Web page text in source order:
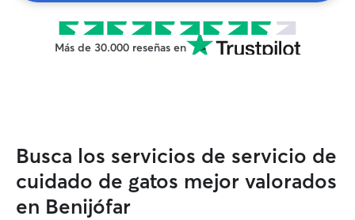
Más de 30.000 reseñas en
Busca los servicios de servicio de
cuidado de gatos mejor valorados
en Benijófar